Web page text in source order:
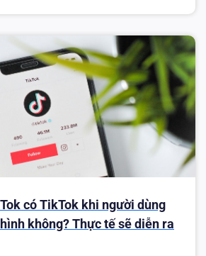
có TikTok khi người dùng
không? Thực tế sẽ diễn ra